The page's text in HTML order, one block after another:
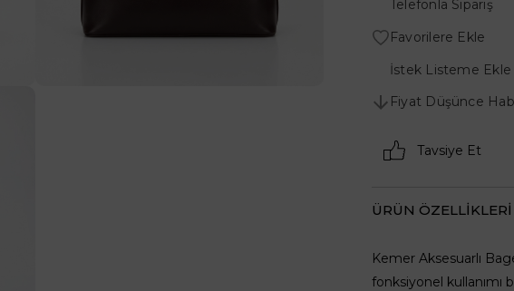
Telefonla Sipariş
Favorilere Ekle
İstek Listeme Ekle
Fiyat Düşünce
Tavsiye Et
ÜRÜN ÖZELLIKLERI
Kemer Aksesuarlı
fonksiyonel kullanımı